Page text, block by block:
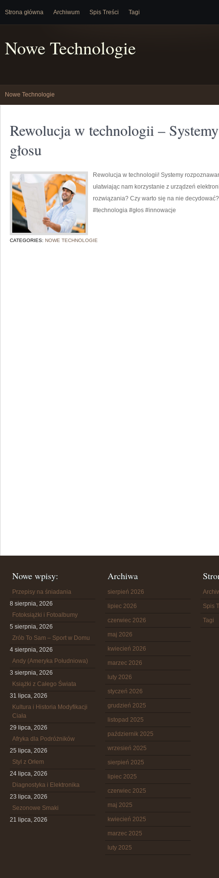
Strona główna Archiwum Spis Treści Tagi
Nowe Technologie
Nowe Technologie
Rewolucja w technologii –
głosu
Rewolucja w technologii! Systemy
ułatwiając nam korzystanie z urządzeń
rozwiązania? Czy warto się na nie
#technologia #głos #innowacje
CATEGORIES: NOWE TECHNOLOGIE
Nowe wpisy:
Przepisy na śniadania
8 sierpnia, 2026
Fotoksiążki i Fotoalbumy
5 sierpnia, 2026
Zrób To Sam – Sport w Domu
4 sierpnia, 2026
Andy (Ameryka Południowa)
3 sierpnia, 2026
Książki z Całego Świata
31 lipca, 2026
Kultura i Historia Modyfikacji
Ciała
29 lipca, 2026
Afryka dla Podróżników
25 lipca, 2026
Styl z Orłem
24 lipca, 2026
Diagnostyka i Elektronika
23 lipca, 2026
Sezonowe Smaki
21 lipca, 2026
Archiwa
sierpień 2026
lipiec 2026
czerwiec 2026
maj 2026
kwiecień 2026
marzec 2026
luty 2026
styczeń 2026
grudzień 2025
listopad 2025
październik 2025
wrzesień 2025
sierpień 2025
lipiec 2025
czerwiec 2025
maj 2025
kwiecień 2025
marzec 2025
luty 2025
Spis
Tagi